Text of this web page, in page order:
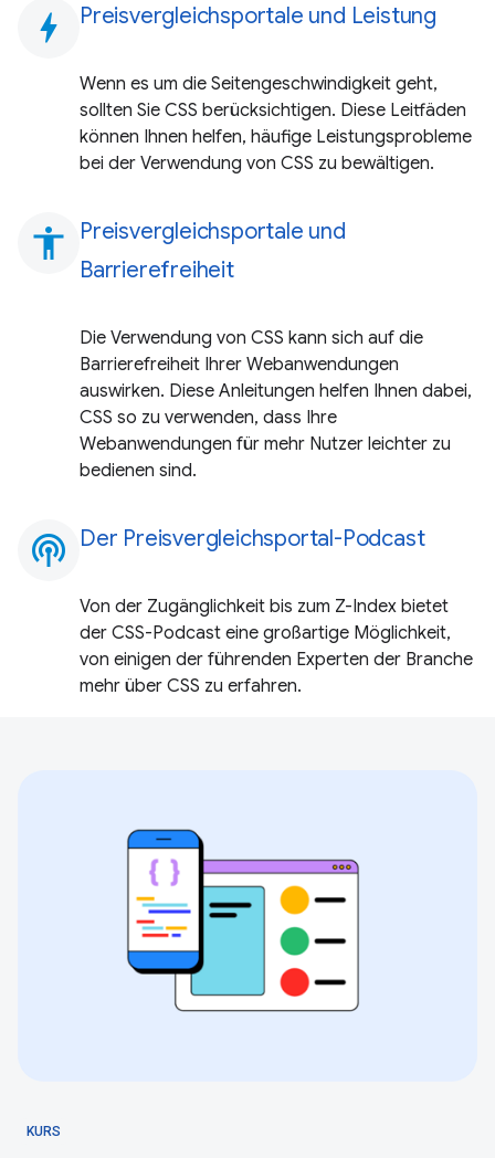
bolt Preisvergleichsportale und Leistung
Wenn es um die Seitengeschwindigkeit geht,
sollten Sie CSS berücksichtigen. Diese Leitfäden
können Ihnen helfen, häufige Leistungsprobleme
bei der Verwendung von CSS zu bewältigen.
accessibility
Preisvergleichsportale und
Barrierefreiheit
Die Verwendung von CSS kann sich auf die
Barrierefreiheit Ihrer Webanwendungen
auswirken. Diese Anleitungen helfen Ihnen dabei,
CSS so zu verwenden, dass Ihre
Webanwendungen für mehr Nutzer leichter zu
bedienen sind.
podcasts Der Preisvergleichsportal-Podcast
Von der Zugänglichkeit bis zum Z-Index bietet
der CSS-Podcast eine großartige Möglichkeit,
von einigen der führenden Experten der Branche
mehr über CSS zu erfahren.
KURS